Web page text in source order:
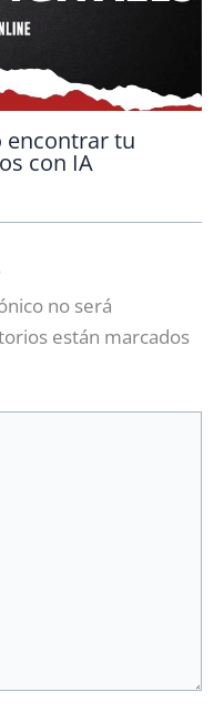
encontrar tu
con IA
no será
están marcados